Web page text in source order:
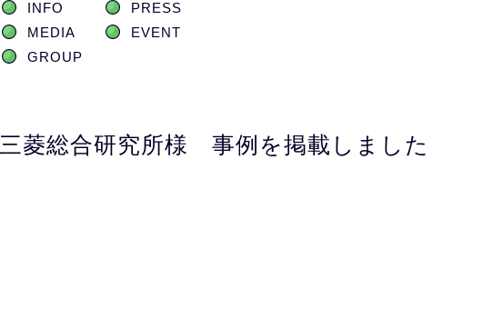
INFO
PRESS
MEDIA
EVENT
GROUP
三菱総合研究所様 事例を掲載しました